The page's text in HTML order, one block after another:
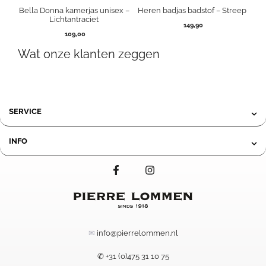
Bella Donna kamerjas unisex –
Lichtantraciet
109,00
Heren badjas badstof – Streep
149,90
Wat onze klanten zeggen
SERVICE
INFO
✉ info@pierrelommen.nl
✆ +31 (0)475 31 10 75